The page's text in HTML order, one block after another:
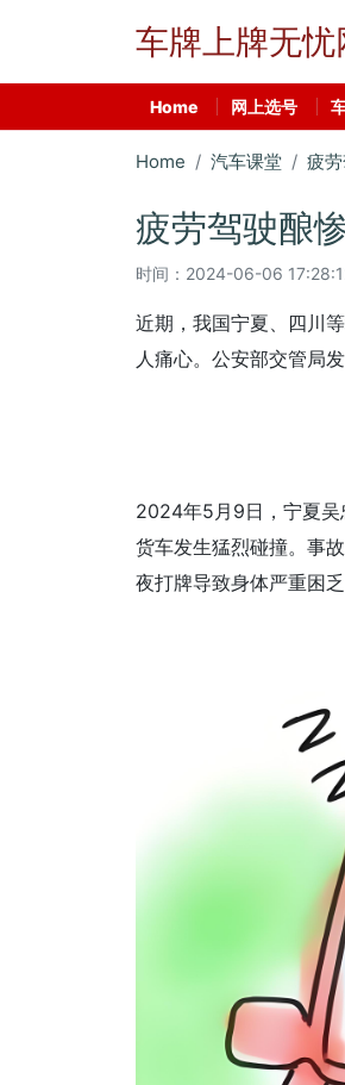
车牌上牌无忧
Home 网上选号
Home 汽车课堂 疲
疲劳驾驶酿
时间： 2024-06-06
近期，我国宁夏、四川
人痛心。公安部交管局
2024年5月9日，宁夏吴
货车发生猛烈碰撞。事
夜打牌导致身体严重困